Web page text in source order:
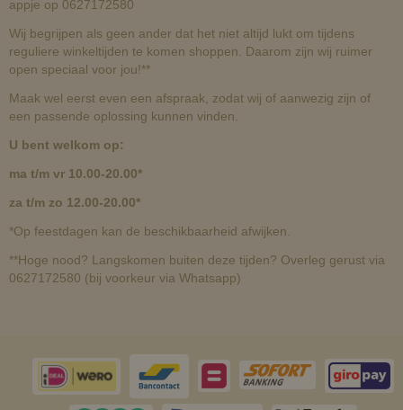
appje op 0627172580
Wij begrijpen als geen ander dat het niet altijd lukt om tijdens
reguliere winkeltijden te komen shoppen. Daarom zijn wij ruimer
open speciaal voor jou!**
Maak wel eerst even een afspraak, zodat wij of aanwezig zijn of
een passende oplossing kunnen vinden.
U bent welkom op:
ma t/m vr 10.00-20.00*
za t/m zo 12.00-20.00*
*Op feestdagen kan de beschikbaarheid afwijken.
**Hoge nood? Langskomen buiten deze tijden? Overleg gerust via
0627172580 (bij voorkeur via Whatsapp)